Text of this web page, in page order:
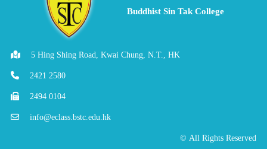
Buddhist Sin Tak College
5 Hing Shing Road, Kwai Chung, N.T., HK
2421 2580
2494 0104
info@eclass.bstc.edu.hk
© All Rights Reserved